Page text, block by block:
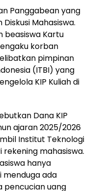
Panggabean yang
Mahasiswa.
beasiswa Kartu
korban
pimpinan
(ITBI) yang
KIP Kuliah di
Dana KIP
ajaran 2025/2026
Institut Teknologi
rekening mahasiswa.
hanya
menduga ada
pencucian uang